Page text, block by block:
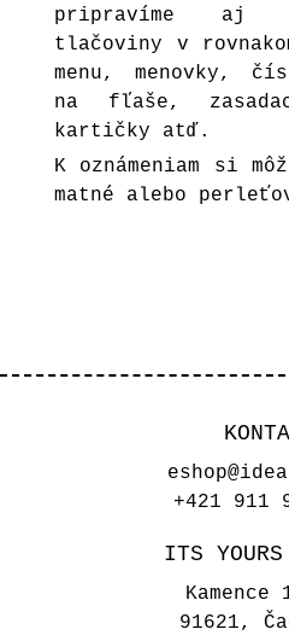
pripravíme aj
tlačoviny v
menu, menovky,
na fľaše,
kartičky atď.
K oznámeniam si
matné alebo
+421 911
ITS
Kamence
91621,